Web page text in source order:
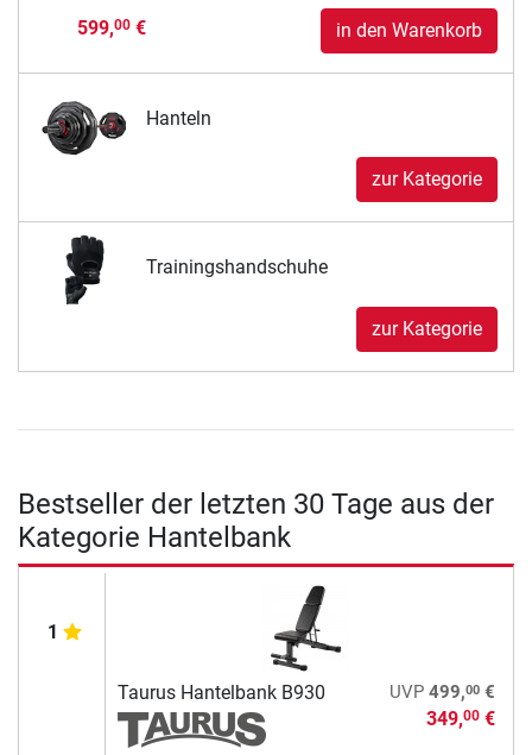
599,00€ in den Warenkorb
Hanteln
zur Kategorie
Trainingshandschuhe
zur Kategorie
Bestseller der letzten 30 Tage aus der
Kategorie Hantelbank
1
Taurus Hantelbank B930 UVP 499,00€
349,00€